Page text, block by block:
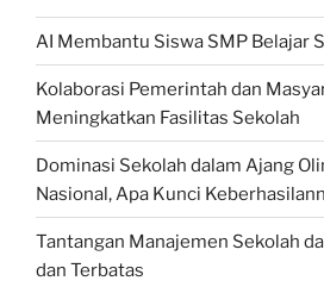
AI Membantu Siswa SMP Belajar
Kolaborasi Pemerintah dan
Meningkatkan Fasilitas Sekolah
Dominasi Sekolah dalam Ajang
Nasional, Apa Kunci
Tantangan Manajemen Sekolah
dan Terbatas